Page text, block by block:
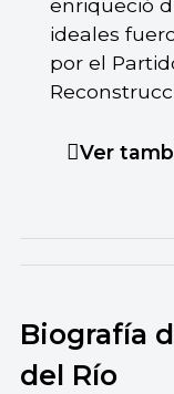
enriqueció
ideales
por el
Ver
Biografía
del Río